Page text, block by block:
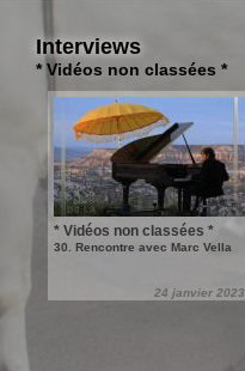
Interviews
* Vidéos non classées *
* Vidéos non classées *
30. Rencontre avec Marc Vella
24 janvier 2023